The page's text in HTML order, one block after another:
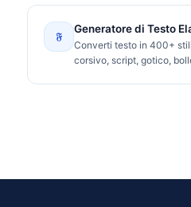
𝔉
Generatore di Testo
Converti testo in 400+
corsivo, script, gotico,